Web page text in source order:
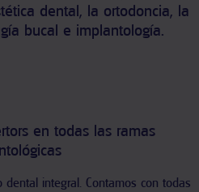
dental, la ortodoncia, la
bucal e implantología.
en todas las ramas
integral. Contamos con todas